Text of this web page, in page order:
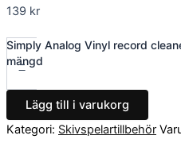
139 kr
-
Simply Analog Vinyl record
mängd
Lägg till i varukorg
Kategori: Skivspelartillbehör